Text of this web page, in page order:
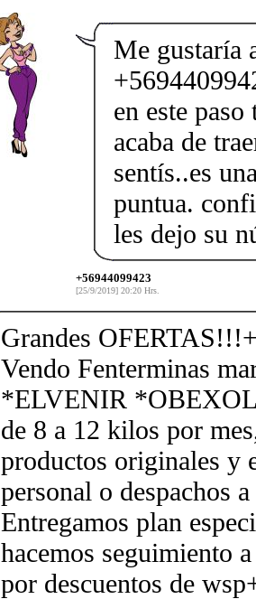
Me gustaría
en este
acaba de
sentís..es
puntua.
les dejo su
+56944099423
[25/9/2019] 20:20 Hrs.
Grandes
Vendo Fenterminas
*ELVENIR
de 8 a 12 kilos por
productos originales y
personal o despachos
Entregamos plan
hacemos seguimiento
por descuentos de